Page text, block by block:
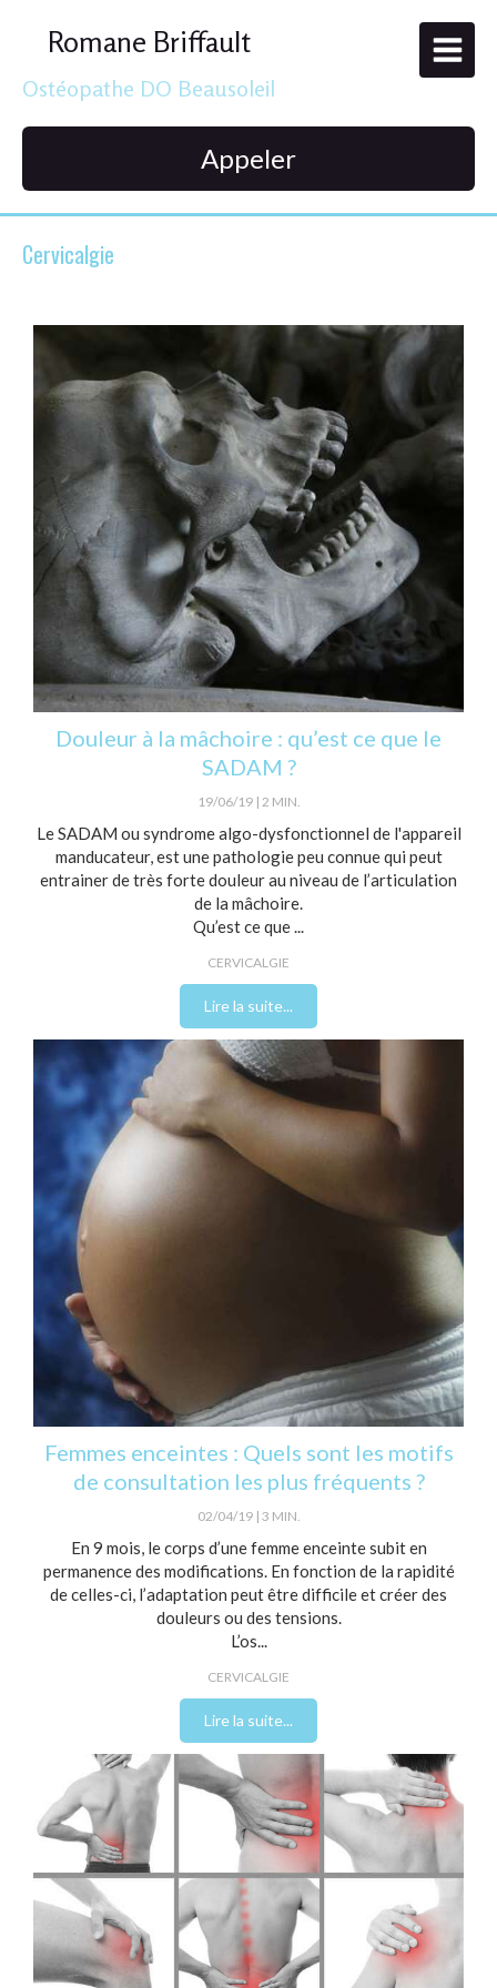
Romane Briffault
Ostéopathe DO Beausoleil
Appeler
Cervicalgie
Douleur à la mâchoire : qu’est ce que le
SADAM ?
19/06/19 2 MIN.
Le SADAM ou syndrome algo-dysfonctionnel de l'appareil
manducateur, est une pathologie peu connue qui peut
entrainer de très forte douleur au niveau de l’articulation
de la mâchoire.
Qu’est ce que ...
CERVICALGIE
Lire la suite...
Femmes enceintes : Quels sont les motifs
de consultation les plus fréquents ?
02/04/19 3 MIN.
En 9 mois, le corps d’une femme enceinte subit en
permanence des modifications. En fonction de la rapidité
de celles-ci, l’adaptation peut être difficile et créer des
douleurs ou des tensions.
L’os...
CERVICALGIE
Lire la suite...